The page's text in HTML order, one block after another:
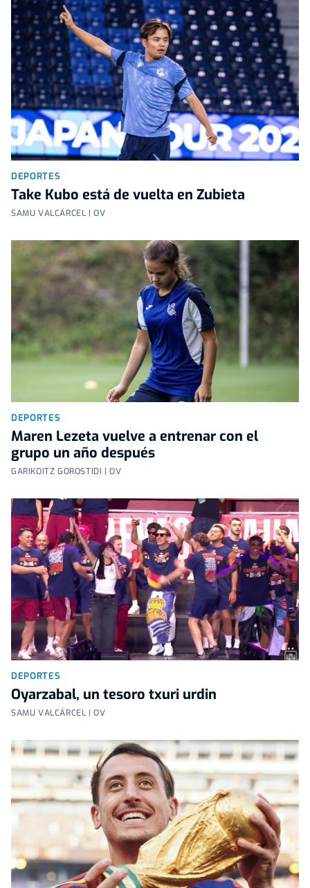
DEPORTES
Take Kubo está de vuelta en Zubieta
SAMU VALCÁRCEL | OV
DEPORTES
Maren Lezeta vuelve a entrenar con el
grupo un año después
GARIKOITZ GOROSTIDI | OV
DEPORTES
Oyarzabal, un tesoro txuri urdin
SAMU VALCÁRCEL | OV